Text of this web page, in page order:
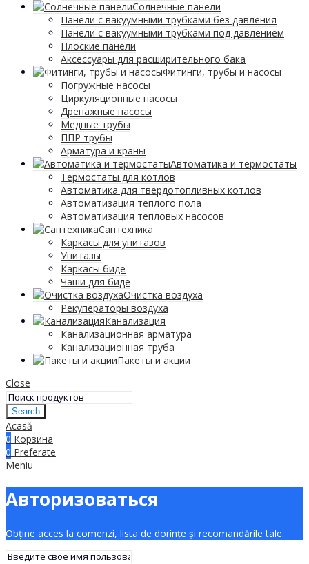
Солнечные панели
Панели с вакуумными трубками без давления
Панели с вакуумными трубками под давлением
Плоские панели
Аксессуары для расширительного бака
Фитинги, трубы и насосы
Погружные насосы
Циркуляционные насосы
Дренажные насосы
Медные трубы
ППР трубы
Арматура и краны
Автоматика и термостаты
Термостаты для котлов
Автоматика для твердотопливных котлов
Автоматизация теплого пола
Автоматизация тепловых насосов
Сантехника
Каркасы для унитазов
Унитазы
Каркасы биде
Чаши для биде
Очистка воздуха
Рекуператоры воздуха
Канализация
Канализационная арматура
Канализационная труба
Пакеты и акции
Close
Search
Acasă
0 Корзина
0 Preferate
Meniu
Авторизоваться
Obține acces la comenzi, lista de dorințe și recomandările tale.